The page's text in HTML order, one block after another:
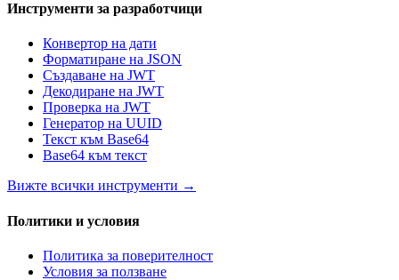
Инструменти за разработчици
Конвертор на дати
Форматиране на JSON
Създаване на JWT
Декодиране на JWT
Проверка на JWT
Генератор на UUID
Текст към Base64
Base64 към текст
Вижте всички инструменти →
Политики и условия
Политика за поверителност
Условия за ползване